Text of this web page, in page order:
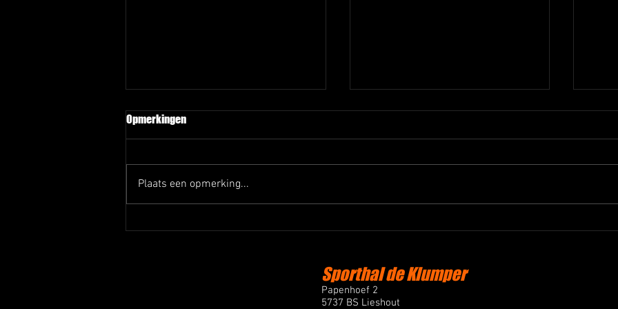
Afscheid Rob en Joep
Succesvol All Star Weekend
voor leden, fans en vrienden van
won
Opmerkingen
Plaats een opmerking...
Sporthal de Klumper
Papenhoef 2
5737 BS Lieshout